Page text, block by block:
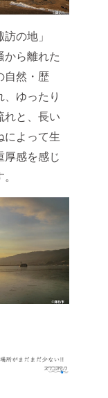
の地」
から離れた
自然・歴
ゆったり
れと、長い
によって生
厚感を感じ